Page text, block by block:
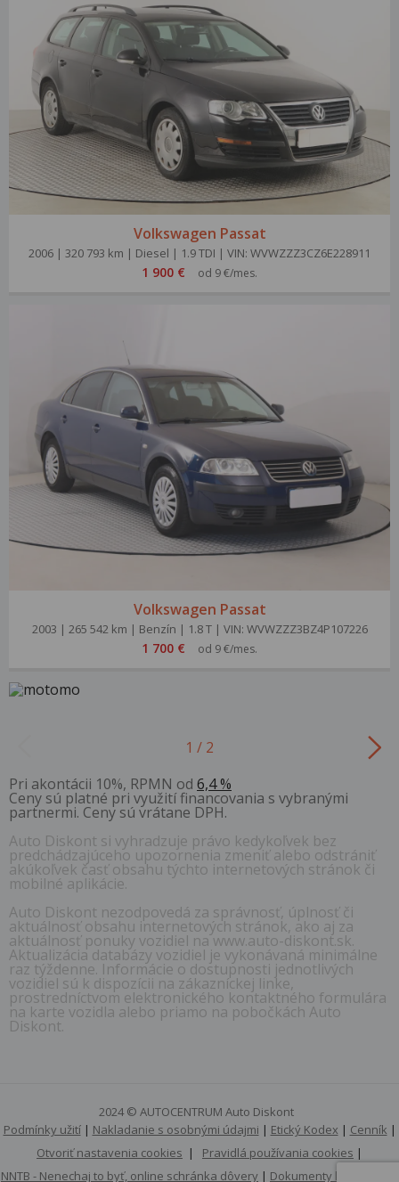
Volkswagen Passat
2006 | 320 793 km | Diesel | 1.9 TDI | VIN: WVWZZZ3CZ6E228911
1 900 € od 9 €/mes.
Volkswagen Passat
2003 | 265 542 km | Benzín | 1.8 T | VIN: WVWZZZ3BZ4P107226
1 700 € od 9 €/mes.
1 / 2
Pri akontácii 10%, RPMN od 6,4 %
Ceny sú platné pri využití financovania s vybranými
partnermi. Ceny sú vrátane DPH.
Auto Diskont si vyhradzuje právo kedykoľvek bez
predchádzajúceho upozornenia zmeniť alebo odstrániť
akúkoľvek časť obsahu týchto internetových stránok či
mobilné aplikácie.
Auto Diskont nezodpovedá za správnosť, úplnosť či
aktuálnosť obsahu internetových stránok, ako aj za
aktuálnosť ponuky vozidiel na www.auto-diskont.sk.
Aktualizácia databázy vozidiel je vykonávaná minimálne
raz týždenne. Informácie o dostupnosti jednotlivých
vozidiel sú k dispozícii na zákazníckej linke,
prostredníctvom elektronického kontaktného formulára
na karte vozidla alebo priamo na pobočkách Auto
Diskont.
2024 © AUTOCENTRUM Auto Diskont
Podmínky užití| Nakladanie s osobnými údajmi | Etický Kodex | Cenník |
Otvoriť nastavenia cookies | Pravidlá používania cookies |
NNTB - Nenechaj to byť, online schránka dôvery | Dokumenty k stiahnutiu